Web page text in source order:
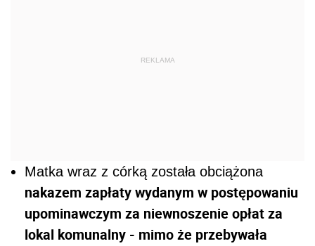
REKLAMA
Matka wraz z córką została obciążona
nakazem zapłaty wydanym w postępowaniu
upominawczym za niewnoszenie opłat za
lokal komunalny - mimo że przebywała